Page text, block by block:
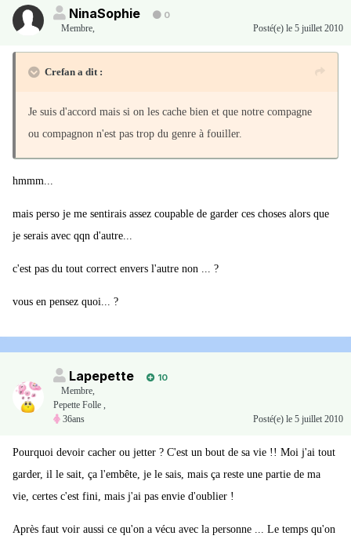
NinaSophie
0
Membre, Posté(e) le 5 juillet 2010
Crefan a dit :
Je suis d'accord mais si on les cache bien et que notre compagne
ou compagnon n'est pas trop du genre à fouiller.
hmmm...
mais perso je me sentirais assez coupable de garder ces choses alors que
je serais avec qqn d'autre...
c'est pas du tout correct envers l'autre non ... ?
vous en pensez quoi... ?
Lapepette
10
Membre,
Pepette Folle ,
36ans
Posté(e) le 5 juillet 2010
Pourquoi devoir cacher ou jetter ? C'est un bout de sa vie !! Moi j'ai tout
garder, il le sait, ça l'embête, je le sais, mais ça reste une partie de ma
vie, certes c'est fini, mais j'ai pas envie d'oublier !
Après faut voir aussi ce qu'on a vécu avec la personne ... Le temps qu'on